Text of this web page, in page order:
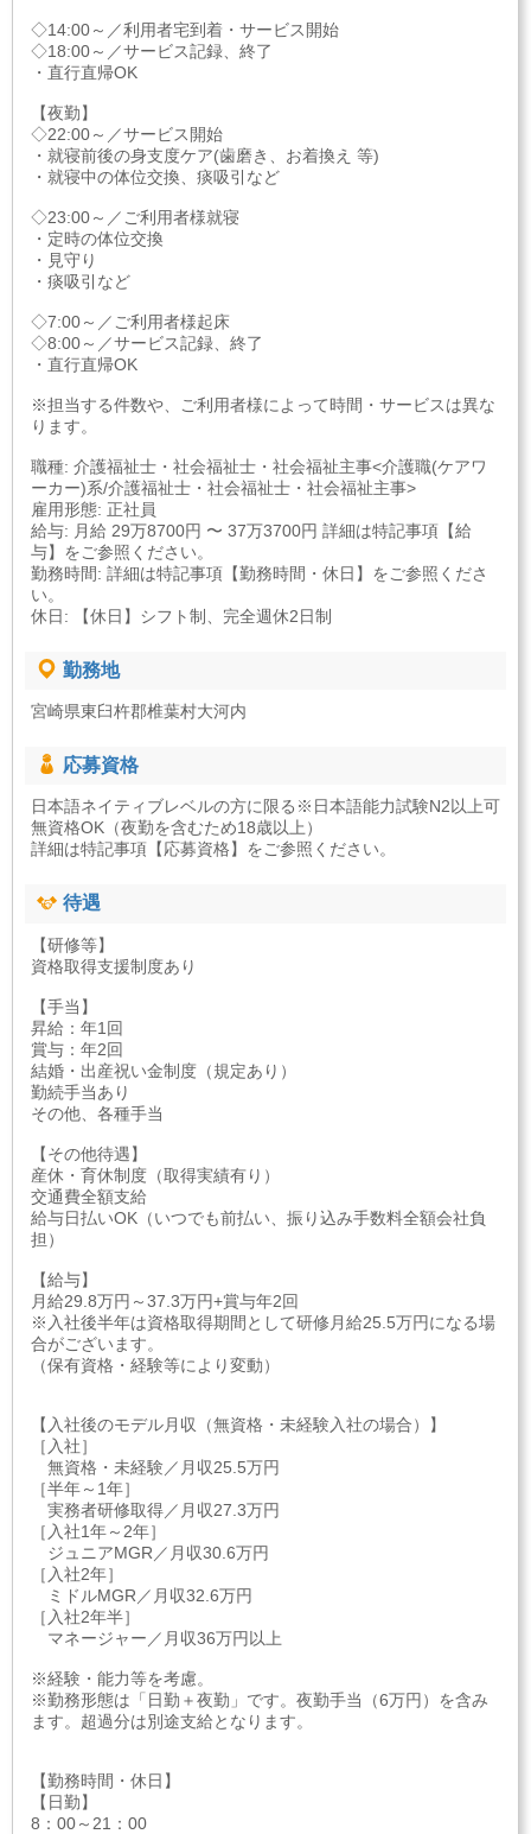
◇14:00～／利用者宅到着・サービス開始
◇18:00～／サービス記録、終了
・直行直帰OK
【夜勤】
◇22:00～／サービス開始
・就寝前後の身支度ケア(歯磨き、お着換え 等)
・就寝中の体位交換、痰吸引など
◇23:00～／ご利用者様就寝
・定時の体位交換
・見守り
・痰吸引など
◇7:00～／ご利用者様起床
◇8:00～／サービス記録、終了
・直行直帰OK
※担当する件数や、ご利用者様によって時間・サービスは異な
ります。
職種: 介護福祉士・社会福祉士・社会福祉主事<介護職(ケアワ
ーカー)系/介護福祉士・社会福祉士・社会福祉主事>
雇用形態: 正社員
給与: 月給 29万8700円 〜 37万3700円 詳細は特記事項【給
与】をご参照ください。
勤務時間: 詳細は特記事項【勤務時間・休日】をご参照くださ
い。
休日: 【休日】シフト制、完全週休2日制
勤務地
宮崎県東臼杵郡椎葉村大河内
応募資格
日本語ネイティブレベルの方に限る※日本語能力試験N2以上可
無資格OK（夜勤を含むため18歳以上）
詳細は特記事項【応募資格】をご参照ください。
待遇
【研修等】
資格取得支援制度あり
【手当】
昇給：年1回
賞与：年2回
結婚・出産祝い金制度（規定あり）
勤続手当あり
その他、各種手当
【その他待遇】
産休・育休制度（取得実績有り）
交通費全額支給
給与日払いOK（いつでも前払い、振り込み手数料全額会社負
担）
【給与】
月給29.8万円～37.3万円+賞与年2回
※入社後半年は資格取得期間として研修月給25.5万円になる場
合がございます。
（保有資格・経験等により変動）
【入社後のモデル月収（無資格・未経験入社の場合）】
［入社］
無資格・未経験／月収25.5万円
［半年～1年］
実務者研修取得／月収27.3万円
［入社1年～2年］
ジュニアMGR／月収30.6万円
［入社2年］
ミドルMGR／月収32.6万円
［入社2年半］
マネージャー／月収36万円以上
※経験・能力等を考慮。
※勤務形態は「日勤＋夜勤」です。夜勤手当（6万円）を含み
ます。超過分は別途支給となります。
【勤務時間・休日】
【日勤】
8：00～21：00